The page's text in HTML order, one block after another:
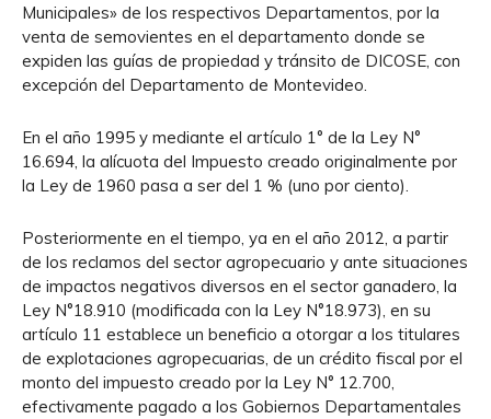
Municipales» de los respectivos Departamentos, por la
venta de semovientes en el departamento donde se
expiden las guías de propiedad y tránsito de DICOSE, con
excepción del Departamento de Montevideo.
En el año 1995 y mediante el artículo 1° de la Ley N°
16.694, la alícuota del Impuesto creado originalmente por
la Ley de 1960 pasa a ser del 1 % (uno por ciento).
Posteriormente en el tiempo, ya en el año 2012, a partir
de los reclamos del sector agropecuario y ante situaciones
de impactos negativos diversos en el sector ganadero, la
Ley N°18.910 (modificada con la Ley N°18.973), en su
artículo 11 establece un beneficio a otorgar a los titulares
de explotaciones agropecuarias, de un crédito fiscal por el
monto del impuesto creado por la Ley N° 12.700,
efectivamente pagado a los Gobiernos Departamentales